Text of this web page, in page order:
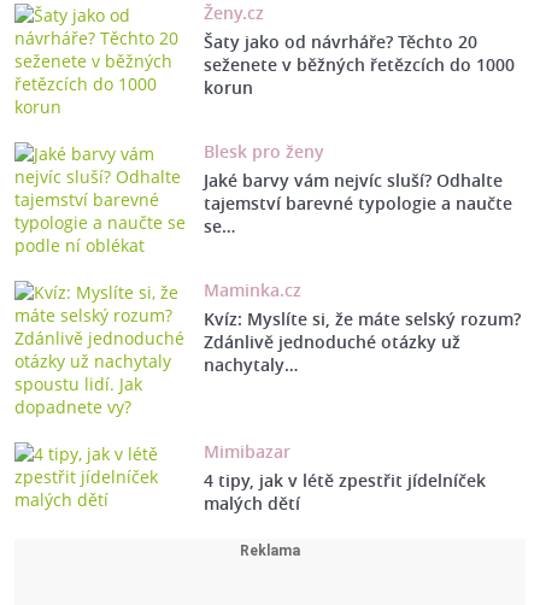
Ženy.cz
Šaty jako od návrháře? Těchto 20
seženete v běžných řetězcích do 1000
korun
Blesk pro ženy
Jaké barvy vám nejvíc sluší? Odhalte
tajemství barevné typologie a naučte
se…
Maminka.cz
Kvíz: Myslíte si, že máte selský rozum?
Zdánlivě jednoduché otázky už
nachytaly…
Mimibazar
4 tipy, jak v létě zpestřit jídelníček
malých dětí